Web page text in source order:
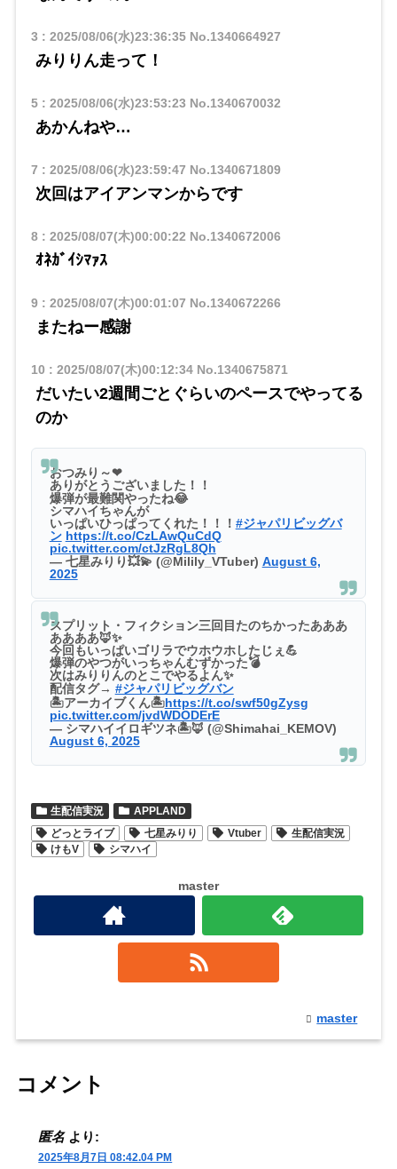
3 : 2025/08/06(水)23:36:35No.1340664927
みりりん走って！
5: 2025/08/06(水)23:53:23 No.1340670032
あかんねや…
7 : 2025/08/06(水)23:59:47 No.1340671809
次回はアイアンマンからです
8: 2025/08/07(木)00:00:22 No.1340672006
ｵﾈｶﾞｲｼﾏｧｽ
9: 2025/08/07(木)00:01:07 No.1340672266
またねー感謝
10 : 2025/08/07(木)00:12:34No.1340675871
だいたい2週間ごとぐらいのペースでやってる
のか
おつみり～❤
ありがとうございました！！
爆弾が最難関やったね😂
シマハイちゃんが
いっぱいひっぱってくれた！！！ #ジャパリビッグバ
ン https://t.co/CzLAwQuCdQ
pic.twitter.com/ctJzRgL8Qh
— 七星みりり💥💫 (@Milily_VTuber) August 6,
2025
スプリット・フィクション三回目たのちかったあああ
ああああ🦊✨
今回もいっぱいゴリラでウホウホしたじぇ💪
爆弾のやつがいっちゃんむずかった💣
次はみりりんのとこでやるよん✨
配信タグ→ #ジャパリビッグバン
🏝アーカイブくん🏝https://t.co/swf50gZysg
pic.twitter.com/jvdWDODErE
— シマハイイロギツネ🏝🦊 (@Shimahai_KEMOV)
August 6, 2025
生配信実況
APPLAND
どっとライブ
七星みりり Vtuber
生配信実況
けもV
シマハイ
master
master
コメント
匿名 より:
2025年8月7日 08:42.04 PM